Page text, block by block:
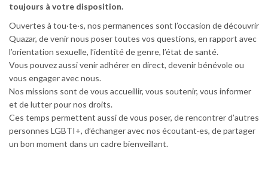
toujours à votre disposition.
Ouvertes à tou·te·s, nos permanences sont l’occasion de découvrir
Quazar, de venir nous poser toutes vos questions, en rapport avec
l’orientation sexuelle, l’identité de genre, l’état de santé.
Vous pouvez aussi venir adhérer en direct, devenir bénévole ou
vous engager avec nous.
Nos missions sont de vous accueillir, vous soutenir, vous informer
et de lutter pour nos droits.
Ces temps permettent aussi de vous poser, de rencontrer d’autres
personnes LGBTI+, d’échanger avec nos écoutant·es, de partager
un bon moment dans un cadre bienveillant.